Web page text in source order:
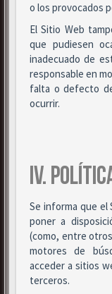
o los provocados
El Sitio Web
que pudiesen
inadecuado de
responsable en
falta o defecto
ocurrir.
IV.
Se informa que el
poner a
(como, entre
motores de
acceder a sitios
terceros.